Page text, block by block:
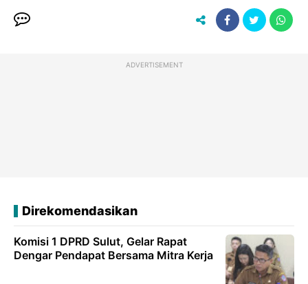
ADVERTISEMENT
Direkomendasikan
Komisi 1 DPRD Sulut, Gelar Rapat
Dengar Pendapat Bersama Mitra Kerja